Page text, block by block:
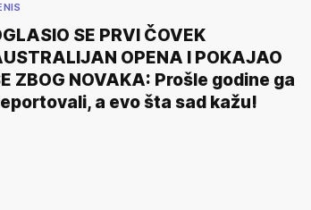
SE PRVI ČOVEK
OPENA I POKAJAO
ZBOG NOVAKA: Prošle godine ga
a evo šta sad kažu!